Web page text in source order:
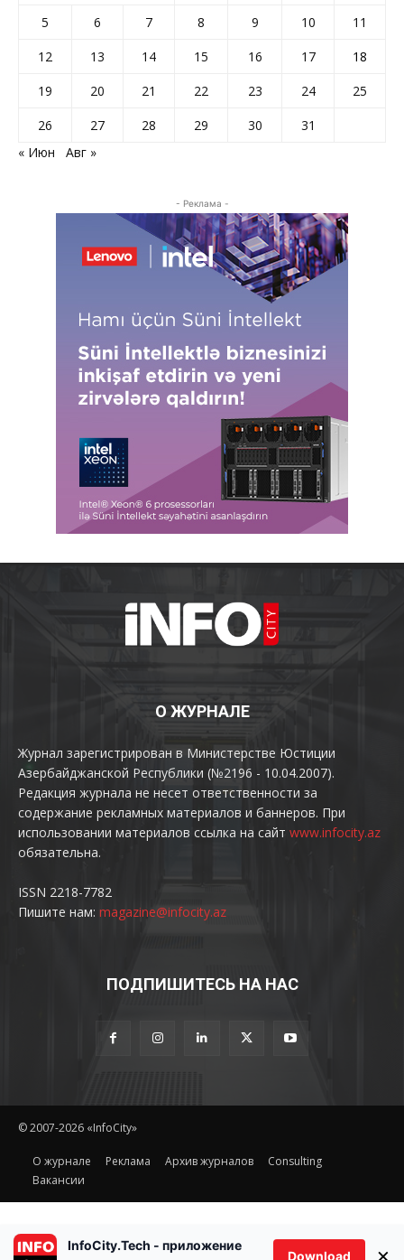
5
6 7 8 9 10
11
12
13 14 15 16 17
18
19
20 21 22 23 24
25
26
27 28 29 30
31
« Июн
Авг »
- Реклама -
О ЖУРНАЛЕ
Журнал зарегистрирован в Министерстве Юстиции
Азербайджанской Республики (№2196 - 10.04.2007).
Редакция журнала не несет ответственности за
содержание рекламных материалов и баннеров. При
использовании материалов ссылка на сайт www.infocity.az
обязательна.
ISSN 2218-7782
Пишите нам: magazine@infocity.az
ПОДПИШИТЕСЬ НА НАС
© 2007-2026 «InfoCity»
O журнале Реклама Архив журналов
Consulting
Вакансии
InfoCity.Tech - приложение
Download